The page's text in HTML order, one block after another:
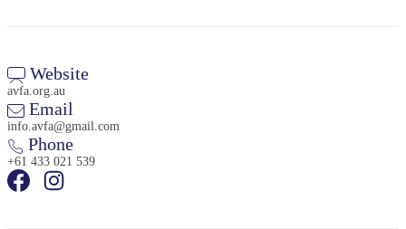
Website
avfa.org.au
Email
info.avfa@gmail.com
Phone
+61 433 021 539